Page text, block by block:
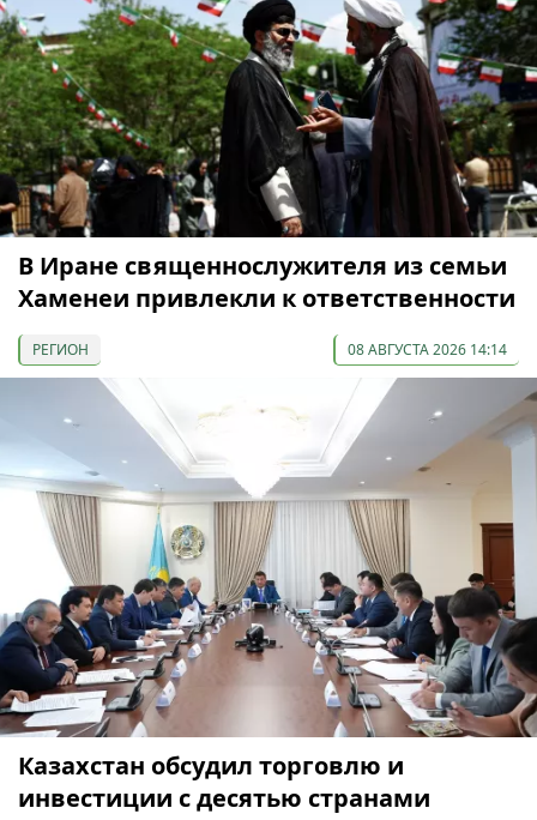
В Иране священнослужителя из семьи
Хаменеи привлекли к ответственности
РЕГИОН 08 АВГУСТА 2026 14:14
Казахстан обсудил торговлю и
инвестиции с десятью странами